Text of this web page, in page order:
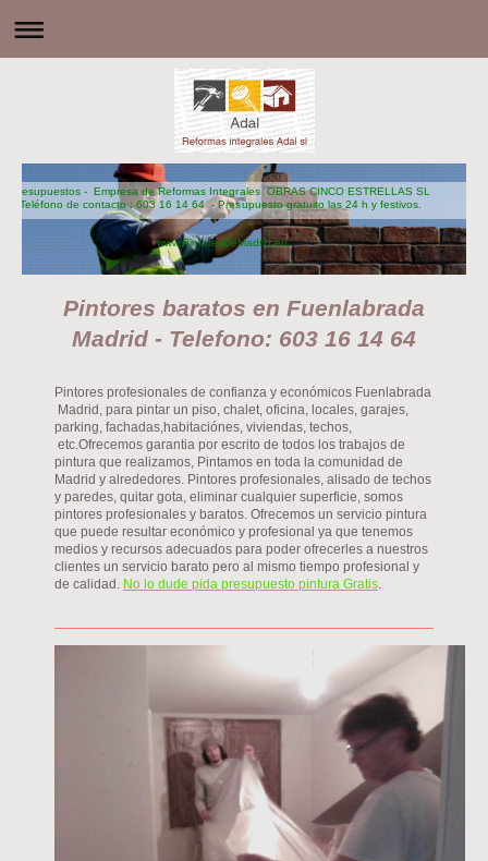
Presupuestos - Empresa de Reformas Integrales OBRAS CINCO ESTRELLAS SL
Teléfono de contacto : 603 16 14 64 - Presupuesto gratuito las 24 h y festivos.
www.PintoresDeMadrid.eu
Pintores baratos en Fuenlabrada
Madrid - Telefono: 603 16 14 64
Pintores profesionales de confianza y económicos Fuenlabrada
Madrid, para pintar un piso, chalet, oficina, locales, garajes,
parking, fachadas,habitaciónes, viviendas, techos,
etc.Ofrecemos garantia por escrito de todos los trabajos de
pintura que realizamos, Pintamos en toda la comunidad de
Madrid y alrededores. Pintores profesionales, alisado de techos
y paredes, quitar gota, eliminar cualquier superficie, somos
pintores profesionales y baratos. Ofrecemos un servicio pintura
que puede resultar económico y profesional ya que tenemos
medios y recursos adecuados para poder ofrecerles a nuestros
clientes un servicio barato pero al mismo tiempo profesional y
de calidad. No lo dude pida presupuesto pintura Gratis.